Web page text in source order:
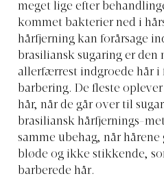
meget lige efter
kommet bakterier ned i
hårfjerning kan forårsage
brasiliansk sugaring er den
allerfærrest indgroede hår
barbering. De fleste
hår, når de går over til
brasiliansk hårfjernings-
samme ubehag, når
bløde og ikke stikkende,
barberede hår.